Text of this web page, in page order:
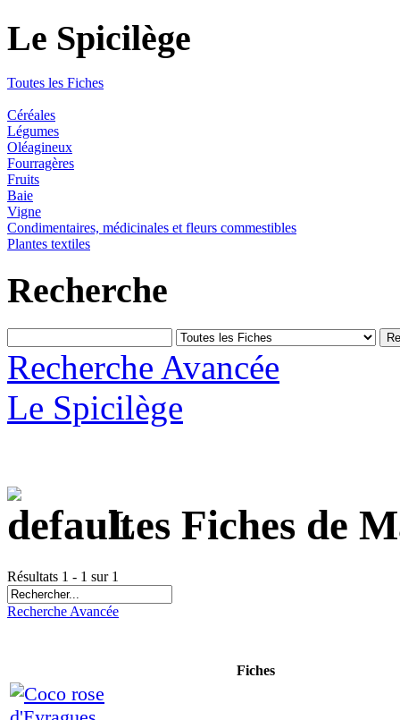
Le Spicilège
Toutes les Fiches
Céréales
Légumes
Oléagineux
Fourragères
Fruits
Baie
Vigne
Condimentaires, médicinales et fleurs commestibles
Plantes textiles
Recherche
Recherche Avancée
Le Spicilège
Les Fiches de
Résultats 1 - 1 sur 1
Recherche Avancée
Fiches